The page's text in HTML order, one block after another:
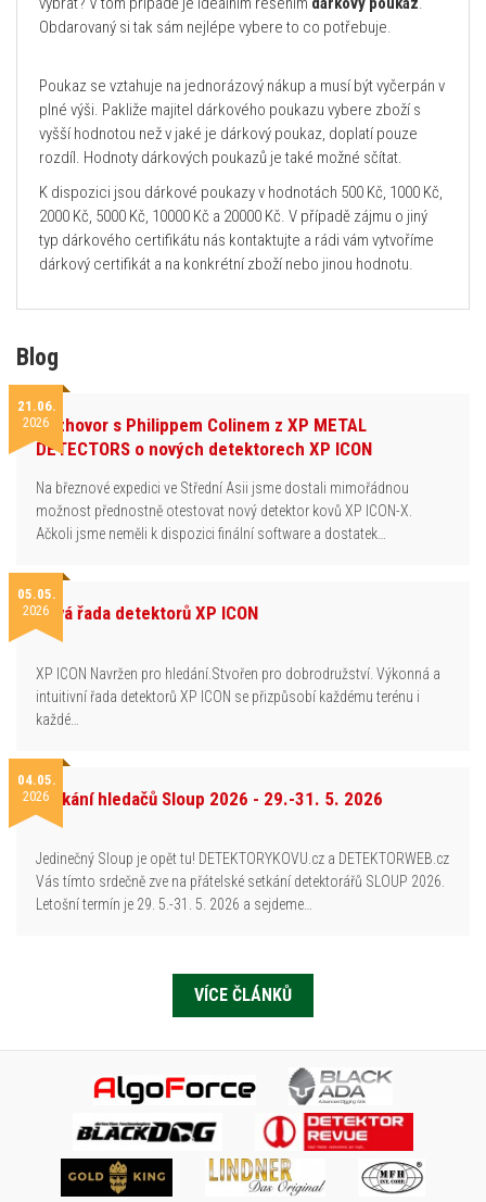
Obdarovaný si tak sám nejlépe vybere to co potřebuje.
Poukaz se vztahuje na jednorázový nákup a musí být vyčerpán v
plné výši. Pakliže majitel dárkového poukazu vybere zboží s
vyšší hodnotou než v jaké je dárkový poukaz, doplatí pouze
rozdíl. Hodnoty dárkových poukazů je také možné sčítat.
K dispozici jsou dárkové poukazy v hodnotách 500 Kč, 1000 Kč,
2000 Kč, 5000 Kč, 10000 Kč a 20000 Kč. V případě zájmu o jiný
typ dárkového certifikátu nás kontaktujte a rádi vám vytvoříme
dárkový certifikát a na konkrétní zboží nebo jinou hodnotu.
Blog
21.06.
2026Rozhovor s Philippem Colinem z XP METAL
DETECTORS o nových detektorech XP ICON
Na březnové expedici ve Střední Asii jsme dostali mimořádnou
možnost přednostně otestovat nový detektor kovů XP ICON-X.
Ačkoli jsme neměli k dispozici finální software a dostatek…
05.05.
2026Nová řada detektorů XP ICON
XP ICON Navržen pro hledání.Stvořen pro dobrodružství. Výkonná a
intuitivní řada detektorů XP ICON se přizpůsobí každému terénu i
každé…
04.05.
2026Setkání hledačů Sloup 2026 - 29.-31. 5. 2026
Jedinečný Sloup je opět tu! DETEKTORYKOVU.cz a DETEKTORWEB.cz
Vás tímto srdečně zve na přátelské setkání detektorářů SLOUP 2026.
Letošní termín je 29. 5.-31. 5. 2026 a sejdeme…
VÍCE ČLÁNKŮ